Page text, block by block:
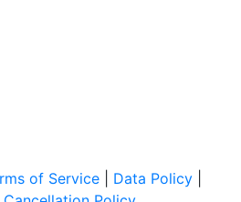
of Service Data Policy